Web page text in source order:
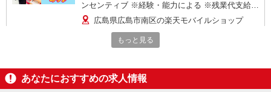
ンセンティブ ※経験・能力による ※残業代支給
★交通費別途支給（規定あり） ゜+゜・。○。・゜
+゜・。○。・゜+゜ 入社祝い金10万円支給(規定
有) ゜・。○。・゜+゜・。○。・゜+゜
広島県広島市南区の楽天モバイルショップ
派遣社員
株式会社シエロ
もっと見る
あなたにおすすめの求人情報